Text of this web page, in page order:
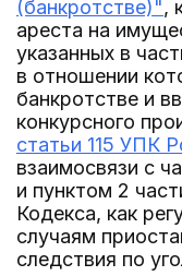
(банкротстве)",
ареста на
указанных в
в отношении
банкротстве и
конкурсного
статьи 115 УПК
взаимосвязи с
и пунктом 2
Кодекса, как
случаям
следствия по